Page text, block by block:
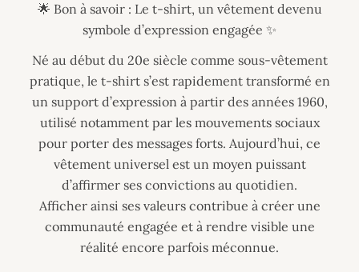
🌟 Bon à savoir : Le t-shirt, un vêtement devenu
symbole d’expression engagée ✨
Né au début du 20e siècle comme sous-vêtement
pratique, le t-shirt s’est rapidement transformé en
un support d’expression à partir des années 1960,
utilisé notamment par les mouvements sociaux
pour porter des messages forts. Aujourd’hui, ce
vêtement universel est un moyen puissant
d’affirmer ses convictions au quotidien.
Afficher ainsi ses valeurs contribue à créer une
communauté engagée et à rendre visible une
réalité encore parfois méconnue.